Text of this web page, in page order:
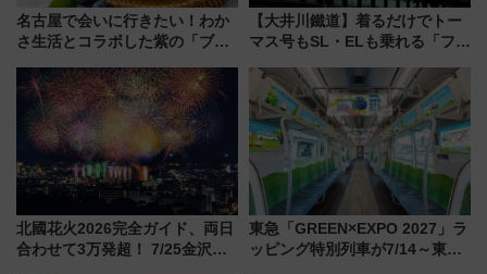
名古屋で会いに行きたい！わか
さ生活とコラボした紫の「ブル
売
【大井川鐵道】着るだけでトー
マス号もSL・ELも乗れる「フリ
受注販売
北國花火2026完全ガイド、両日
合わせて3万発超！ 7/25金沢大
東急「GREEN×EXPO 2027」ラ
ッピング特別列車が7/14～東